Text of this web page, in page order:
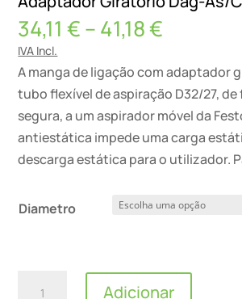
34,11€–41,18€
34,11 €
41,18 €
IVA Incl.
A manga de ligação com adaptador
tubo flexível de aspiração D32/27,
segura, a um aspirador móvel da
antiestática impede uma carga
descarga estática para o utilizador.
Diametro
Quantidade
Adicionar